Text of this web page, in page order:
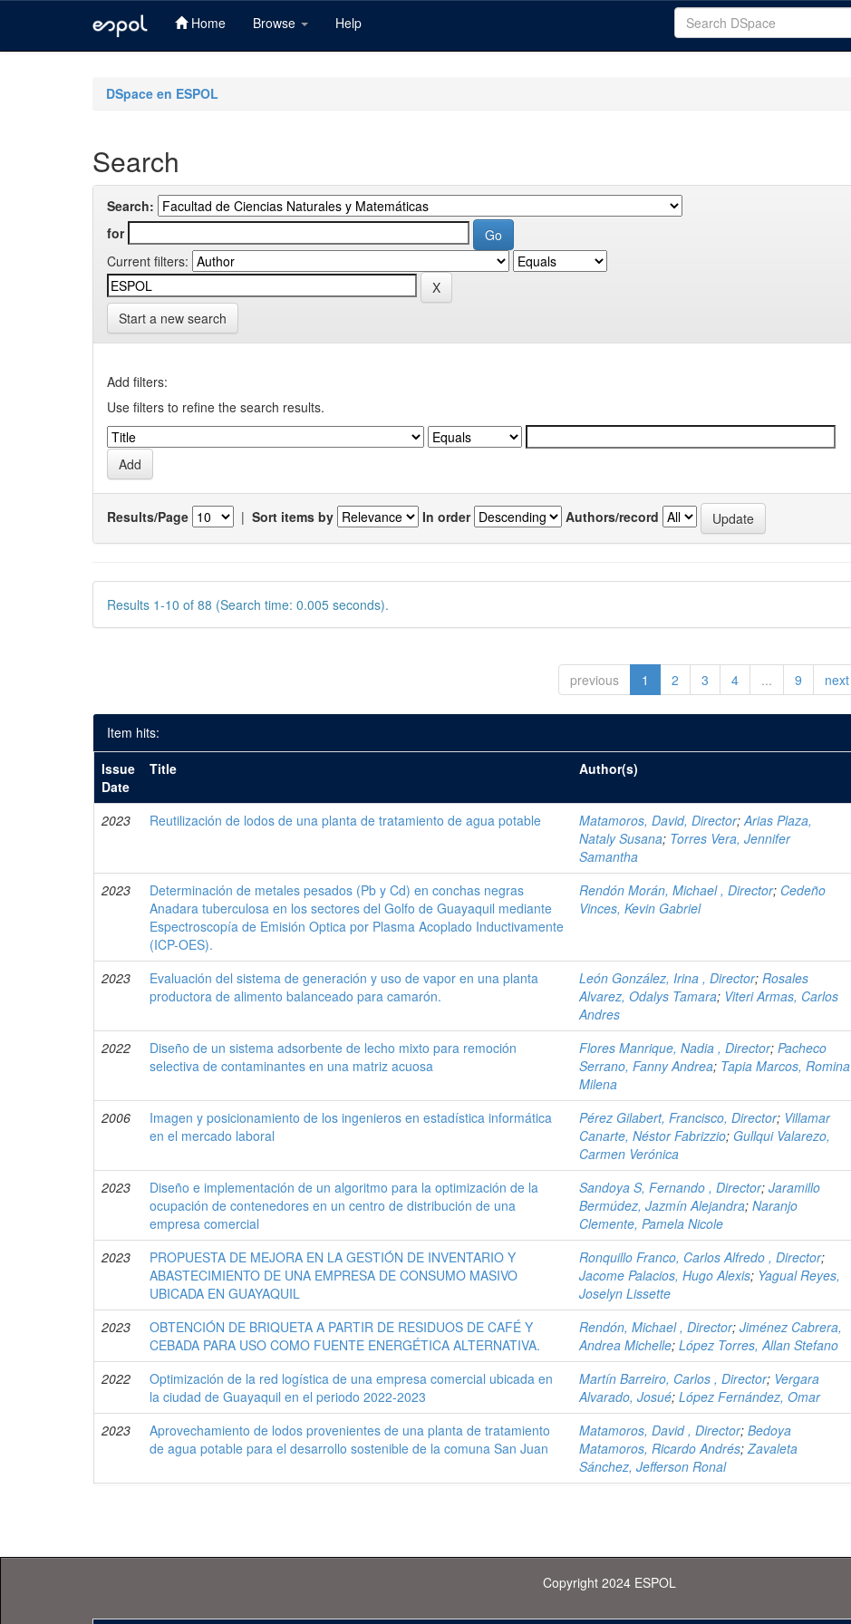
Home Browse Help
DSpace en ESPOL
Search
Search:
for
Current filters:
Start a new search
Add filters:
Use filters to refine the search results.
Results/Page | Sort items by In order Authors/record
Results 1-10 of 88 (Search time: 0.005 seconds).
previous 1 2 3 4 ... 9 next
Item hits:
Issue
Date
Title Author(s)
2023 Reutilización de lodos de una planta de tratamiento de agua potable Matamoros, David, Director;Arias Plaza,
Nataly Susana; Torres Vera, Jennifer
Samantha
2023
Determinación de metales pesados (Pb y Cd) en conchas negras
Anadara tuberculosa en los sectores del Golfo de Guayaquil mediante
Espectroscopía de Emisión Optica por Plasma Acoplado Inductivamente
(ICP-OES).
Rendón Morán, Michael , Director; Cedeño
Vinces, Kevin Gabriel
2023
Evaluación del sistema de generación y uso de vapor en una planta
productora de alimento balanceado para camarón.
León González, Irina , Director;Rosales
Alvarez, Odalys Tamara; Viteri Armas, Carlos
Andres
2022
Diseño de un sistema adsorbente de lecho mixto para remoción
selectiva de contaminantes en una matriz acuosa
Flores Manrique, Nadia , Director;Pacheco
Serrano, Fanny Andrea; Tapia Marcos, Romina
Milena
2006
Imagen y posicionamiento de los ingenieros en estadística informática
en el mercado laboral
Pérez Gilabert, Francisco, Director; Villamar
Canarte, Néstor Fabrizzio; Gullqui Valarezo,
Carmen Verónica
2023
Diseño e implementación de un algoritmo para la optimización de la
ocupación de contenedores en un centro de distribución de una
empresa comercial
Sandoya S, Fernando , Director;Jaramillo
Bermúdez, Jazmín Alejandra;Naranjo
Clemente, Pamela Nicole
2023
PROPUESTA DE MEJORA EN LA GESTIÓN DE INVENTARIO Y
ABASTECIMIENTO DE UNA EMPRESA DE CONSUMO MASIVO
UBICADA EN GUAYAQUIL
Ronquillo Franco, Carlos Alfredo , Director;
Jacome Palacios, Hugo Alexis; Yagual Reyes,
Joselyn Lissette
2023
OBTENCIÓN DE BRIQUETA A PARTIR DE RESIDUOS DE CAFÉ Y
CEBADA PARA USO COMO FUENTE ENERGÉTICA ALTERNATIVA.
Rendón, Michael , Director;Jiménez Cabrera,
Andrea Michelle;López Torres, Allan Stefano
2022
Optimización de la red logística de una empresa comercial ubicada en
la ciudad de Guayaquil en el periodo 2022-2023
Martín Barreiro, Carlos , Director; Vergara
Alvarado, Josué;López Fernández, Omar
2023
Aprovechamiento de lodos provenientes de una planta de tratamiento
de agua potable para el desarrollo sostenible de la comuna San Juan
Matamoros, David , Director;Bedoya
Matamoros, Ricardo Andrés;Zavaleta
Sánchez, Jefferson Ronal
Copyright 2024 ESPOL